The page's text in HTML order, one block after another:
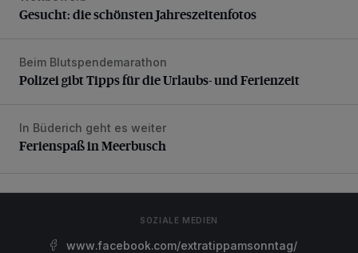
Gesucht: die schönsten Jahreszeitenfotos
Polizei gibt Tipps für die Urlaubs- und Ferienzeit
Beim Blutspendemarathon
Polizei gibt Tipps für die Urlaubs- und Ferienzeit
Ferienspaß in Meerbusch
In Büderich geht es weiter
Ferienspaß in Meerbusch
SOZIALE MEDIEN
www.facebook.com/extratippamsonntag/